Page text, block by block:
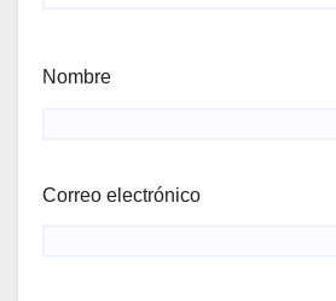
Nombre
Correo electrónico